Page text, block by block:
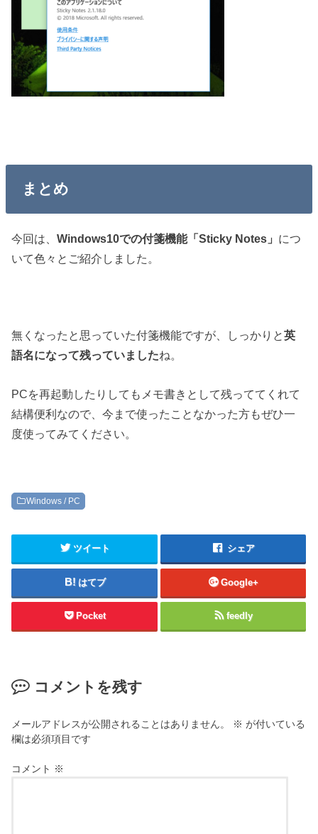
まとめ
今回は、Windows10での付箋機能「Sticky Notes」 につ
いて色々とご紹介しました。
無くなったと思っていた付箋機能ですが、しっかりと英
語名になって残っていましたね。
PCを再起動したりしてもメモ書きとして残っててくれて
結構便利なので、今まで使ったことなかった方もぜひ一
度使ってみてください。
Windows / PC
ツイート シェア
はてブ Google+
Pocket feedly
コメントを残す
メールアドレスが公開されることはありません。 ※ が付いている
欄は必須項目です
コメント ※